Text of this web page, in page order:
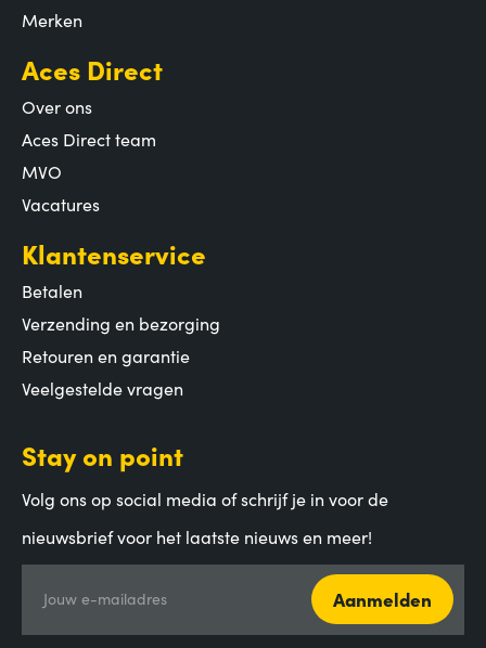
Merken
Aces Direct
Over ons
Aces Direct team
MVO
Vacatures
Klantenservice
Betalen
Verzending en bezorging
Retouren en garantie
Veelgestelde vragen
Stay on point
Volg ons op social media of schrijf je in voor de
nieuwsbrief voor het laatste nieuws en meer!
Jouw e-mailadres Aanmelden